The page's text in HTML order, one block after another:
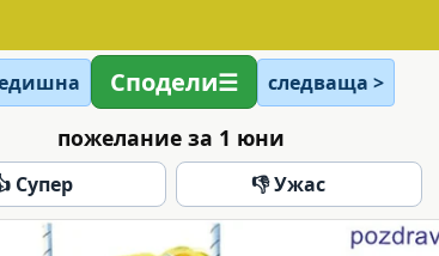
Сподели следваща >
пожелание за 1 юни
Супер 👎 Ужас